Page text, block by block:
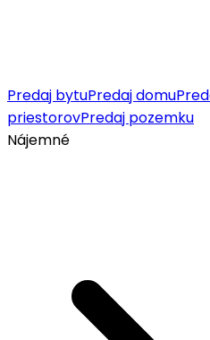
Predaj bytuPredaj domu
priestorovPredaj pozemku
Nájemné